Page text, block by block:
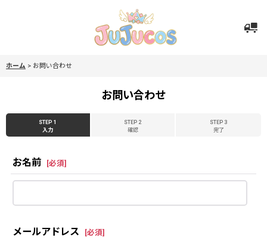
ホーム > お問い合わせ
お問い合わせ
STEP 1
入力
STEP 2
確認
STEP 3
完了
お名前 [必須]
メールアドレス [必須]